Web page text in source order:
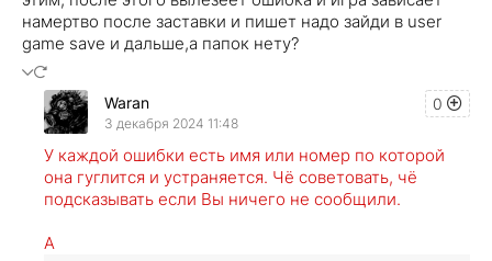
намертво после заставки и пишет надо зайди в user
game save и дальше,а папок нету?
0
Waran
3 декабря 2024 11:48
У каждой ошибки есть имя или номер по которой
она гуглится и устраняется. Чё советовать, чё
подсказывать если Вы ничего не сообщили.
А